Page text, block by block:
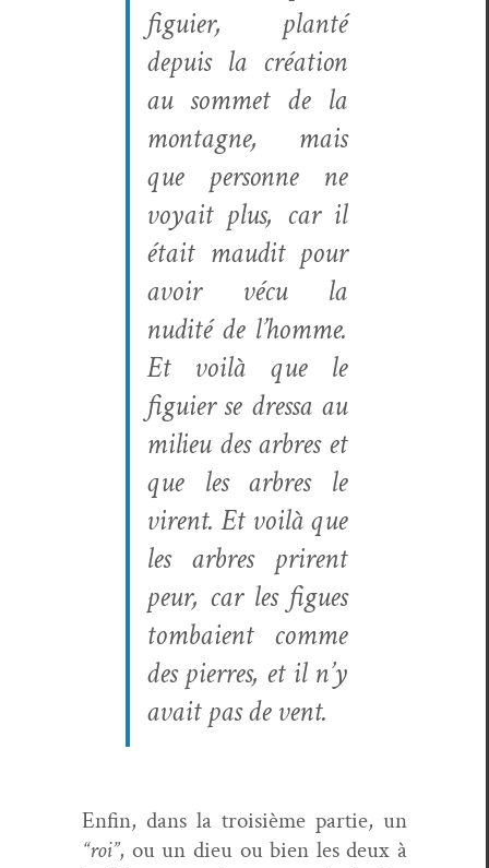
figu­ier, plan­té
depuis la créa­tion
au som­met de la
mon­tagne, mais
que per­son­ne ne
voy­ait plus, car il
était mau­dit pour
avoir vécu la
nudité de l’homme.
Et voilà que le
figu­ier se dres­sa au
milieu des arbres et
que les arbres le
virent. Et voilà que
les arbres prirent
peur, car les figues
tombaient comme
des pier­res, et il n’y
avait pas de vent.
Enfin, dans la troisième par­tie, un
“roi”, ou un dieu ou bien les deux à